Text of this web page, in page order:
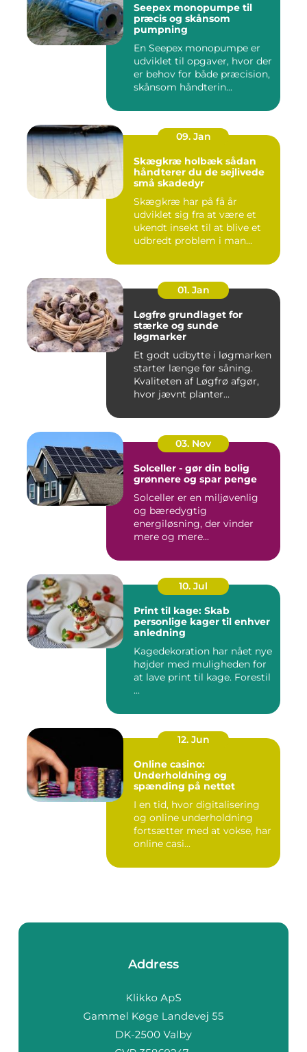
Seepex monopumpe til
præcis og skånsom
pumpning
En Seepex monopumpe er
udviklet til opgaver, hvor der
er behov for både præcision,
skånsom håndterin...
09. Jan
Skægkræ holbæk sådan
håndterer du de sejlivede
små skadedyr
Skægkræ har på få år
udviklet sig fra at være et
ukendt insekt til at blive et
udbredt problem i man...
01. Jan
Løgfrø grundlaget for
stærke og sunde
løgmarker
Et godt udbytte i løgmarken
starter længe før såning.
Kvaliteten af Løgfrø afgør,
hvor jævnt planter...
03. Nov
Solceller - gør din bolig
grønnere og spar penge
Solceller er en miljøvenlig
og bæredygtig
energiløsning, der vinder
mere og mere...
10. Jul
Print til kage: Skab
personlige kager til enhver
anledning
Kagedekoration har nået nye
højder med muligheden for
at lave print til kage. Forestil
...
12. Jun
Online casino:
Underholdning og
spænding på nettet
I en tid, hvor digitalisering
og online underholdning
fortsætter med at vokse, har
online casi...
Address